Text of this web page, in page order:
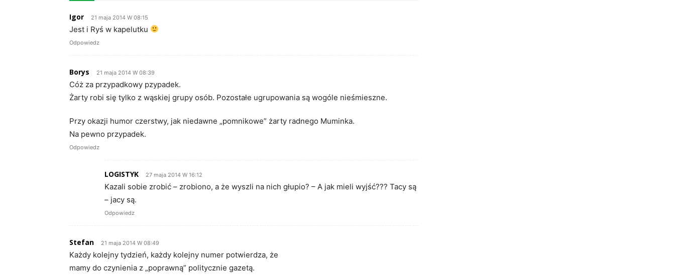
Igor 21 maja 2014 W 08:15
Jest i Ryś w kapelutku
Odpowiedz
Borys 21 maja 2014 W 08:39
Cóż za przypadkowy pzypadek.
Żarty robi się tylko z wąskiej grupy osób. Pozostałe ugrupowania są wogóle nieśmieszne.
Przy okazji humor czerstwy, jak niedawne „pomnikowe” żarty radnego Muminka.
Na pewno przypadek.
Odpowiedz
LOGISTYK 27 maja 2014 W 16:12
Kazali sobie zrobić – zrobiono, a że wyszli na nich głupio? – A jak mieli wyjść??? Tacy są
– jacy są.
Odpowiedz
Stefan 21 maja 2014 W 08:49
Każdy kolejny tydzień, każdy kolejny numer potwierdza, że
mamy do czynienia z „poprawną” politycznie gazetą.